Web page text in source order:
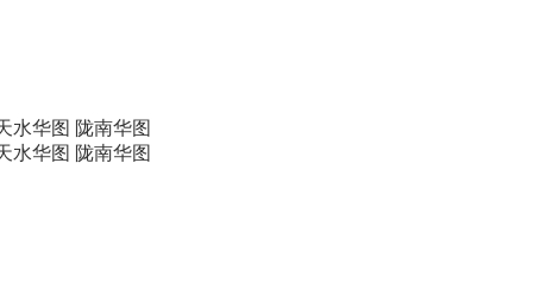
水华图 陇南华图
水华图 陇南华图